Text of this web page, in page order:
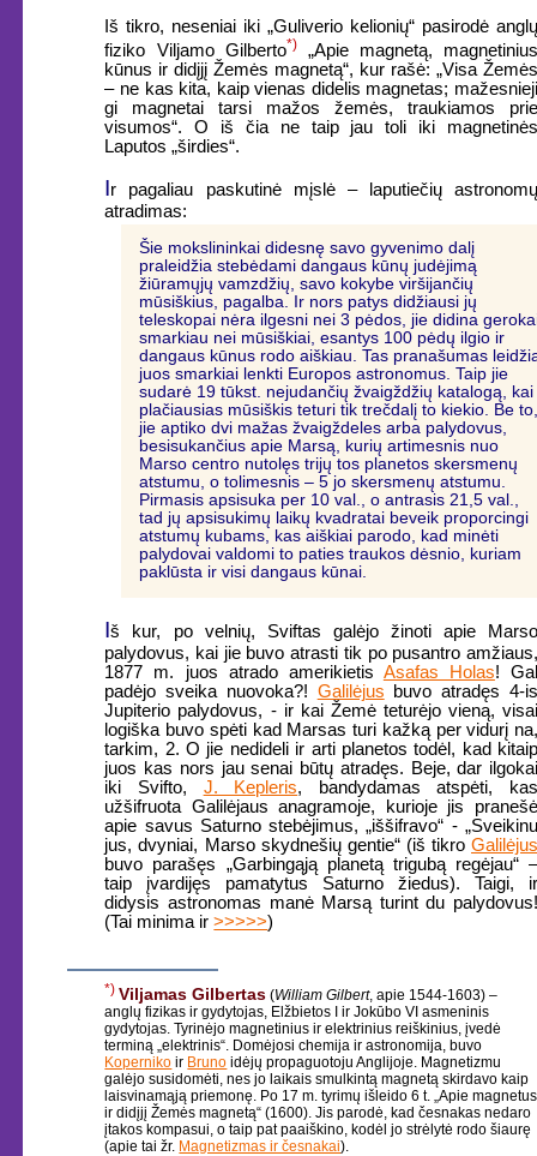
Iš tikro, neseniai iki „Guliverio kelionių“ pasirodė anglų
fiziko Viljamo Gilberto*)„Apie magnetą, magnetinius
kūnus ir didįjį Žemės magnetą“, kur rašė: „Visa Žemės
– ne kas kita, kaip vienas didelis magnetas; mažesnieji
gi magnetai tarsi mažos žemės, traukiamos prie
visumos“. O iš čia ne taip jau toli iki magnetinės
Laputos „širdies“.
Ir pagaliau paskutinė mįslė – laputiečių astronomų
atradimas:
Šie mokslininkai didesnę savo gyvenimo dalį
praleidžia stebėdami dangaus kūnų judėjimą
žiūramųjų vamzdžių, savo kokybe viršijančių
mūsiškius, pagalba. Ir nors patys didžiausi jų
teleskopai nėra ilgesni nei 3 pėdos, jie didina
smarkiau nei mūsiškiai, esantys 100 pėdų ilgio ir
dangaus kūnus rodo aiškiau. Tas pranašumas
juos smarkiai lenkti Europos astronomus. Taip jie
sudarė 19 tūkst. nejudančių žvaigždžių katalogą, kai
plačiausias mūsiškis teturi tik trečdalį to kiekio. Be
jie aptiko dvi mažas žvaigždeles arba palydovus,
besisukančius apie Marsą, kurių artimesnis nuo
Marso centro nutolęs trijų tos planetos skersmenų
atstumu, o tolimesnis – 5 jo skersmenų atstumu.
Pirmasis apsisuka per 10 val., o antrasis 21,5 val.,
tad jų apsisukimų laikų kvadratai beveik proporcingi
atstumų kubams, kas aiškiai parodo, kad minėti
palydovai valdomi to paties traukos dėsnio, kuriam
paklūsta ir visi dangaus kūnai.
Iš kur, po velnių, Sviftas galėjo žinoti apie Marso
palydovus, kai jie buvo atrasti tik po pusantro amžiaus,
1877 m. juos atrado amerikietis Asafas Holas!
padėjo sveika nuovoka?! Galilėjus buvo atradęs 4-is
Jupiterio palydovus, - ir kai Žemė teturėjo vieną, visai
logiška buvo spėti kad Marsas turi kažką per vidurį na,
tarkim, 2. O jie nedideli ir arti planetos todėl, kad kitaip
juos kas nors jau senai būtų atradęs. Beje, dar ilgokai
iki Svifto, J. Kepleris, bandydamas atspėti,
užšifruota Galilėjaus anagramoje, kurioje jis pranešė
apie savus Saturno stebėjimus, „iššifravo“ - „Sveikinu
jus, dvyniai, Marso skydnešių gentie“ (iš tikro Galilėjus
buvo parašęs „Garbingąją planetą trigubą regėjau“ –
taip įvardijęs pamatytus Saturno žiedus). Taigi, ir
didysis astronomas manė Marsą turint du palydovus!
(Tai minima ir>>>>>)
*) Viljamas Gilbertas (William Gilbert, apie 1544-1603) –
anglų fizikas ir gydytojas, Elžbietos I ir Jokūbo VI asmeninis
gydytojas. Tyrinėjo magnetinius ir elektrinius reiškinius, įvedė
terminą „elektrinis“. Domėjosi chemija ir astronomija, buvo
Koperniko ir Bruno idėjų propaguotoju Anglijoje. Magnetizmu
galėjo susidomėti, nes jo laikais smulkintą magnetą skirdavo kaip
laisvinamąją priemonę. Po 17 m. tyrimų išleido 6 t. „Apie magnetus
ir didįjį Žemės magnetą“ (1600). Jis parodė, kad česnakas nedaro
įtakos kompasui, o taip pat paaiškino, kodėl jo strėlytė rodo šiaurę
(apie tai žr. Magnetizmas ir česnakai).